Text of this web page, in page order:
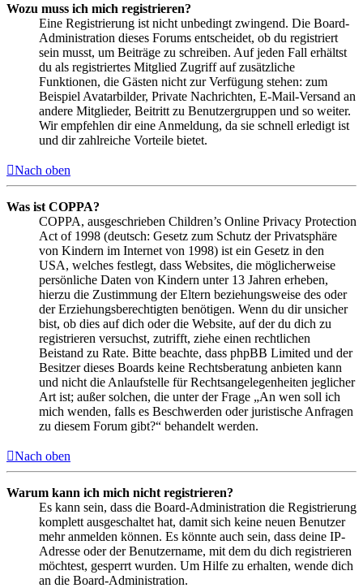
Wozu muss ich mich registrieren?
Eine Registrierung ist nicht unbedingt zwingend. Die Board-
Administration dieses Forums entscheidet, ob du registriert
sein musst, um Beiträge zu schreiben. Auf jeden Fall erhältst
du als registriertes Mitglied Zugriff auf zusätzliche
Funktionen, die Gästen nicht zur Verfügung stehen: zum
Beispiel Avatarbilder, Private Nachrichten, E-Mail-Versand an
andere Mitglieder, Beitritt zu Benutzergruppen und so weiter.
Wir empfehlen dir eine Anmeldung, da sie schnell erledigt ist
und dir zahlreiche Vorteile bietet.
Nach oben
Was ist COPPA?
COPPA, ausgeschrieben Children’s Online Privacy Protection
Act of 1998 (deutsch: Gesetz zum Schutz der Privatsphäre
von Kindern im Internet von 1998) ist ein Gesetz in den
USA, welches festlegt, dass Websites, die möglicherweise
persönliche Daten von Kindern unter 13 Jahren erheben,
hierzu die Zustimmung der Eltern beziehungsweise des oder
der Erziehungsberechtigten benötigen. Wenn du dir unsicher
bist, ob dies auf dich oder die Website, auf der du dich zu
registrieren versuchst, zutrifft, ziehe einen rechtlichen
Beistand zu Rate. Bitte beachte, dass phpBB Limited und der
Besitzer dieses Boards keine Rechtsberatung anbieten kann
und nicht die Anlaufstelle für Rechtsangelegenheiten jeglicher
Art ist; außer solchen, die unter der Frage „An wen soll ich
mich wenden, falls es Beschwerden oder juristische Anfragen
zu diesem Forum gibt?“ behandelt werden.
Nach oben
Warum kann ich mich nicht registrieren?
Es kann sein, dass die Board-Administration die Registrierung
komplett ausgeschaltet hat, damit sich keine neuen Benutzer
mehr anmelden können. Es könnte auch sein, dass deine IP-
Adresse oder der Benutzername, mit dem du dich registrieren
möchtest, gesperrt wurden. Um Hilfe zu erhalten, wende dich
an die Board-Administration.